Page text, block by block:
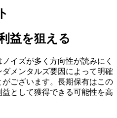
益を狙える
イズが多く方向性が読みにく
メンタルズ要因によって明確
ございます。長期保有はこの
として獲得できる可能性を高